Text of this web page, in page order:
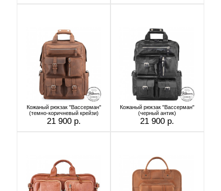
Кожаный рюкзак "Вассерман"
(темно-коричневый крейзи)
21 900 р.
Кожаный рюкзак "Вассерман"
(черный антик)
21 900 р.